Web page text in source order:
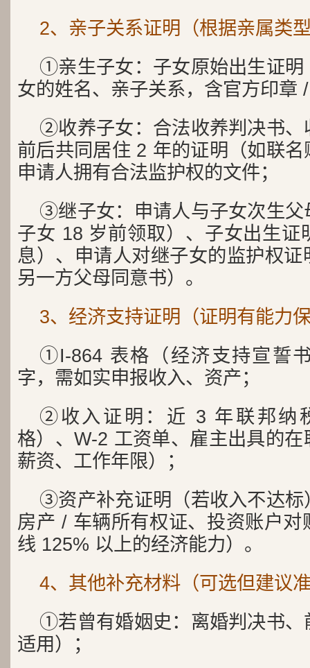
2、亲子关系证明（根据亲属类
①亲生子女：子女原始出生证明
女的姓名、亲子关系，含官方印章
②收养子女：合法收养判决书、
前后共同居住 2 年的证明（如联
申请人拥有合法监护权的文件；
③继子女：申请人与子女次生父
子女 18 岁前领取）、子女出生证
息）、申请人对继子女的监护权
另一方父母同意书）。
3、经济支持证明（证明有能力
①I-864 表格（经济支持宣誓
字，需如实申报收入、资产；
②收入证明：近 3 年联邦纳
格）、W-2 工资单、雇主出具的
薪资、工作年限）；
③资产补充证明（若收入不达标
房产 / 车辆所有权证、投资账户对
线 125% 以上的经济能力）。
4、其他补充材料（可选但建议
①若曾有婚姻史：离婚判决书、
适用）；